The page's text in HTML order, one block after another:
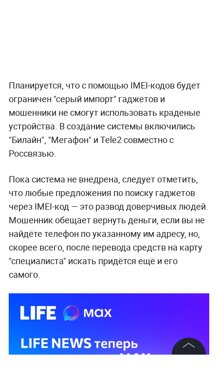
Планируется, что с помощью IMEI-кодов будет
ограничен "серый импорт" гаджетов и
мошенники не смогут использовать краденые
устройства. В создание системы включились
"Билайн", "Мегафон" и Tele2 совместно с
Россвязью.
Пока система не внедрена, следует отметить,
что любые предложения по поиску гаджетов
через IMEI-код — это развод доверчивых людей.
Мошенник обещает вернуть деньги, если вы не
найдёте телефон по указанному им адресу, но,
скорее всего, после перевода средств на карту
"специалиста" искать придётся ещё и его
самого.